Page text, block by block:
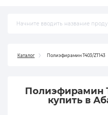
Каталог Полиэфирамин Т403/ZT143
Полиэфирамин
купить в